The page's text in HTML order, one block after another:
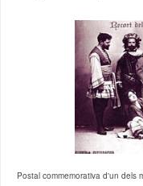
Postal commemorativa d'un dels